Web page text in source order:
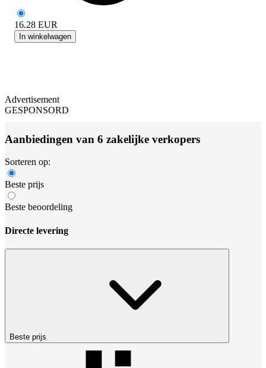
16.28 EUR
In winkelwagen
Advertisement
GESPONSORD
Aanbiedingen van 6 zakelijke verkopers
Sorteren op:
Beste prijs
Beste beoordeling
Directe levering
Beste prijs